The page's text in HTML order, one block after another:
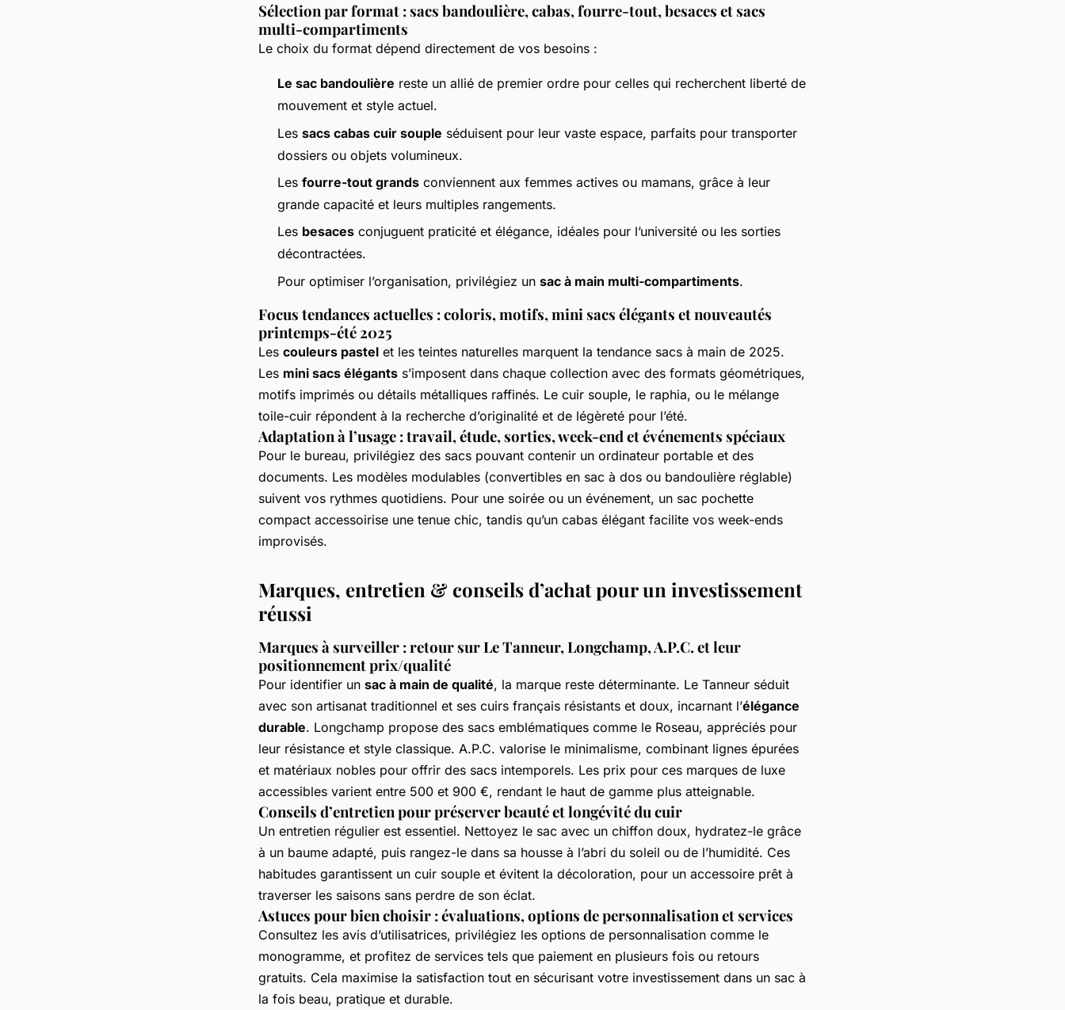
Sélection par format : sacs bandoulière, cabas, fourre-tout, besaces et sacs
multi-compartiments
Le choix du format dépend directement de vos besoins :
Le sac bandoulière reste un allié de premier ordre pour celles qui recherchent liberté de
mouvement et style actuel.
Les sacs cabas cuir souple séduisent pour leur vaste espace, parfaits pour transporter
dossiers ou objets volumineux.
Les fourre-tout grands conviennent aux femmes actives ou mamans, grâce à leur
grande capacité et leurs multiples rangements.
Les besaces conjuguent praticité et élégance, idéales pour l’université ou les sorties
décontractées.
Pour optimiser l’organisation, privilégiez un sac à main multi-compartiments.
Focus tendances actuelles : coloris, motifs, mini sacs élégants et nouveautés
printemps-été 2025
Les couleurs pastel et les teintes naturelles marquent la tendance sacs à main de 2025.
Les mini sacs élégants s’imposent dans chaque collection avec des formats géométriques,
motifs imprimés ou détails métalliques raffinés. Le cuir souple, le raphia, ou le mélange
toile-cuir répondent à la recherche d’originalité et de légèreté pour l’été.
Adaptation à l’usage : travail, étude, sorties, week-end et événements spéciaux
Pour le bureau, privilégiez des sacs pouvant contenir un ordinateur portable et des
documents. Les modèles modulables (convertibles en sac à dos ou bandoulière réglable)
suivent vos rythmes quotidiens. Pour une soirée ou un événement, un sac pochette
compact accessoirise une tenue chic, tandis qu’un cabas élégant facilite vos week-ends
improvisés.
Marques, entretien & conseils d’achat pour un investissement
réussi
Marques à surveiller : retour sur Le Tanneur, Longchamp, A.P.C. et leur
positionnement prix/qualité
Pour identifier un sac à main de qualité, la marque reste déterminante. Le Tanneur séduit
avec son artisanat traditionnel et ses cuirs français résistants et doux, incarnant l’élégance
durable. Longchamp propose des sacs emblématiques comme le Roseau, appréciés pour
leur résistance et style classique. A.P.C. valorise le minimalisme, combinant lignes épurées
et matériaux nobles pour offrir des sacs intemporels. Les prix pour ces marques de luxe
accessibles varient entre 500 et 900 €, rendant le haut de gamme plus atteignable.
Conseils d’entretien pour préserver beauté et longévité du cuir
Un entretien régulier est essentiel. Nettoyez le sac avec un chiffon doux, hydratez-le grâce
à un baume adapté, puis rangez-le dans sa housse à l’abri du soleil ou de l’humidité. Ces
habitudes garantissent un cuir souple et évitent la décoloration, pour un accessoire prêt à
traverser les saisons sans perdre de son éclat.
Astuces pour bien choisir : évaluations, options de personnalisation et services
Consultez les avis d’utilisatrices, privilégiez les options de personnalisation comme le
monogramme, et profitez de services tels que paiement en plusieurs fois ou retours
gratuits. Cela maximise la satisfaction tout en sécurisant votre investissement dans un sac à
la fois beau, pratique et durable.